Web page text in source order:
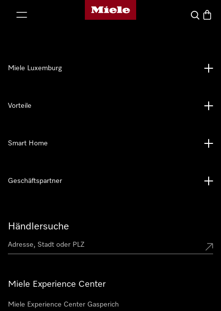
Miele-Homepage
Suche
Händlersuche
Miele Experience Center
Miele Experience Center Gasperich
Miele Luxemburg
Vorteile
Smart Home
Geschäftspartner